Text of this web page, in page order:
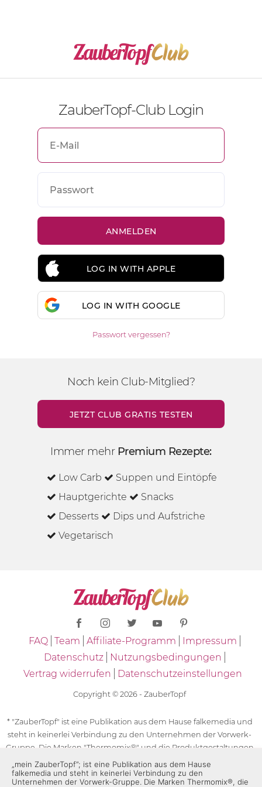
ZauberTopf-Club Login
LOG IN WITH APPLE
LOG IN WITH GOOGLE
Passwort vergessen?
Noch kein Club-Mitglied?
JETZT CLUB GRATIS TESTEN
Immer mehr Premium Rezepte:
Low Carb
Suppen und Eintöpfe
Hauptgerichte
Snacks
Desserts
Dips und Aufstriche
Vegetarisch
FAQ Team Affiliate-Programm
Impressum
Datenschutz
Nutzungsbedingungen
Vertrag widerrufen
Datenschutzeinstellungen
Copyright © 2026 - ZauberTopf
* "ZauberTopf" ist eine Publikation aus dem Hause falkemedia und
steht in keinerlei Verbindung zu den Unternehmen der Vorwerk-
Gruppe. Die Marken "Thermomix®" und die Produktgestaltungen
des "Thermomix®" sind eingetragene Marken der Unternehmen
der Vorwerk-Gruppe. Die Marken Thermomix®, die Zeichen TM5®,
„mein ZauberTopf”; ist eine Publikation aus dem Hause
falkemedia und steht in keinerlei Verbindung zu den
Unternehmen der Vorwerk-Gruppe. Die Marken Thermomix®, die